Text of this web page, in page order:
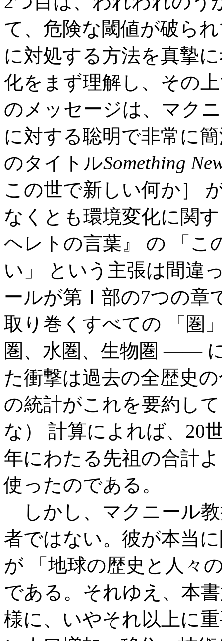
て、危険な閾値が破ら
に対処する方法を真摯
化をまず理解し、その
のメッセージは、マク
に対する聡明で非常に
のタイトルSomething
この世で新しい何か］
なくとも環境変化に関
ヘレトの言葉』 の 「こ
い」 という主張は間違
ールが第Ⅰ部の7つの章
取り巻くすべての 「圏
圏、水圏、生物圏 ——
た衝撃は過去の全歴史
の統計がこれを要約し
な） 計算によれば、20
年にわたる先祖の合計
使ったのである。
しかし、マクニール
者ではない。彼が本当
が 「地球の歴史と人々
である。それゆえ、本
様に、いやそれ以上に